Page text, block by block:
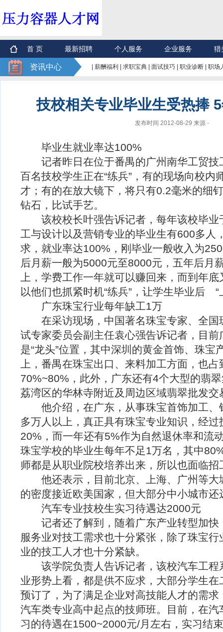
首 页 最新招聘 个人服务 企业服务 猎
资讯中心 薪酬福利 求职宝典 面试技巧 职业诊断 职场
技校相关专业毕业生受热捧
发布时间 2012-08-29 来源 -
毕业生就业率达100%
记者昨日在位于番禺的广州南华工贸技
百名技校学生正在“练兵”，有的现场向校内
才；有的在放大镜下，将只有0.2毫米的细
钻石，比试手艺。
该校校长叶强告诉记者，每年该校毕业
工与设计以及营销专业的毕业生有600多人
求，就业率达100%，刚毕业一般收入为
后月薪一般为5000元至8000元，五年后月
上，学费工作一年就可以赚回来，而到年
以他们也抓紧时机“练兵”，让学生毕业后 “
广东珠宝行业每年缺工1万
在采访现场，中国著名珠宝专家、全国
试专家委员会副主任袁心强告诉记者，目
是“龙头”位置，其中深圳的黄金首饰、珠宝
上，番禺在珠宝出口、来料加工方面，也
70%~80%，此外，广东还有4个大型的翡
荔湾区的华林寺附近及周边区域翡翠批发交
他介绍，在广东，从事珠宝首饰加工、
多万人以上，真正具有珠宝专业知识，经
20%，而一年还有5%作为自然退休率和流
珠宝学校的毕业生每年不足1万名，其中
师都是从职业院校培养出来，所以也面临招
他还表示，目前北京、上海、广州等大
的密度接近欧美国家，但大部分中小城市
汽车专业技校生实习待遇达2000元
记者还了解到，随着广东产业转型加快
服务业对技工需求也十分紧张，除了珠宝
业的技工人才也十分紧缺。
该学院负责人告诉记者，该校汽车工程
业形势上看，都是供不应求，大部分学生
预订了，为了满足企业对高技能人才的需
汽车类专业高中起点的技师班。目前，在
习的待遇在1500~2000元/月左右，实习结